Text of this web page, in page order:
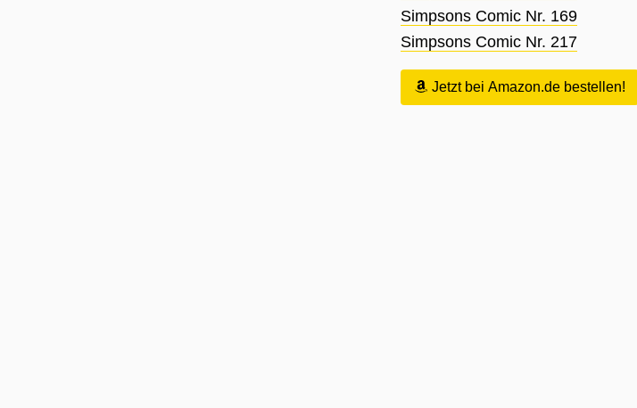
Simpsons Comic Nr. 169
Simpsons Comic Nr. 217
Jetzt bei Amazon.de bestellen!